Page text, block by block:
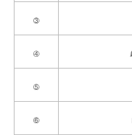
③
④
⑤
⑥